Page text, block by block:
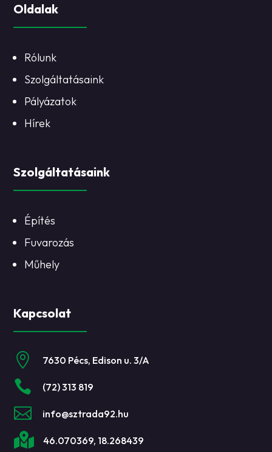
Oldalak
Rólunk
Szolgáltatásaink
Pályázatok
Hírek
Szolgáltatásaink
Építés
Fuvarozás
Műhely
Kapcsolat
 7630 Pécs, Edison u. 3/A
 (72) 313 819
 info@sztrada92.hu
 46.070369, 18.268439